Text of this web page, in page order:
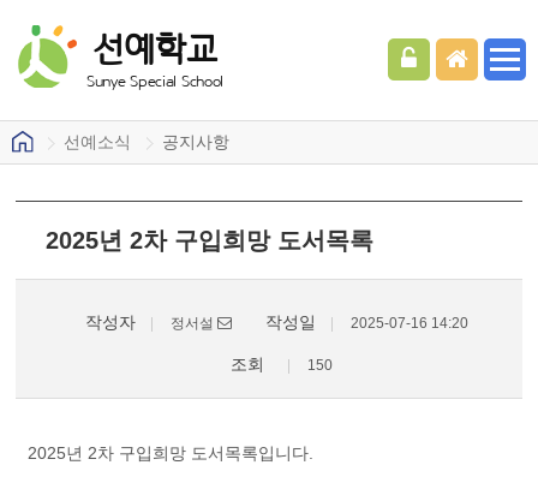
선예학교
Sunye Special School
선예소식 공지사항
2025년 2차 구입희망 도서목록
작성자 정서설 작성일 2025-07-16 14:20
조회 150
2025년 2차 구입희망 도서목록입니다.